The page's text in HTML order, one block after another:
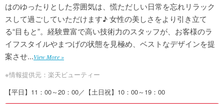
はのゆったりとした雰囲気は、慌ただしい日常を忘れリラック
スして過ごしていただけます♪ 女性の美しさをより引き立て
る“目もと”。経験豊富で高い技術力のスタッフが、お客様のラ
イフスタイルやまつげの状態を見極め、ベストなデザインを提
案させ...View More »
※情報提供元：楽天ビューティー
【平日】11：00～20：00／【土日祝】10：00～19：00